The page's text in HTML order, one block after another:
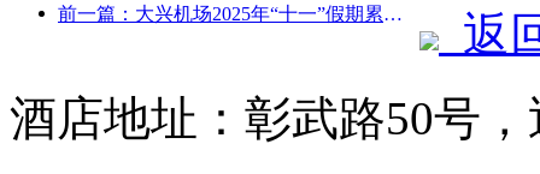
前一篇：大兴机场2025年“十一”假期累计运送旅客130万余人次
返
酒店地址：彰武路50号